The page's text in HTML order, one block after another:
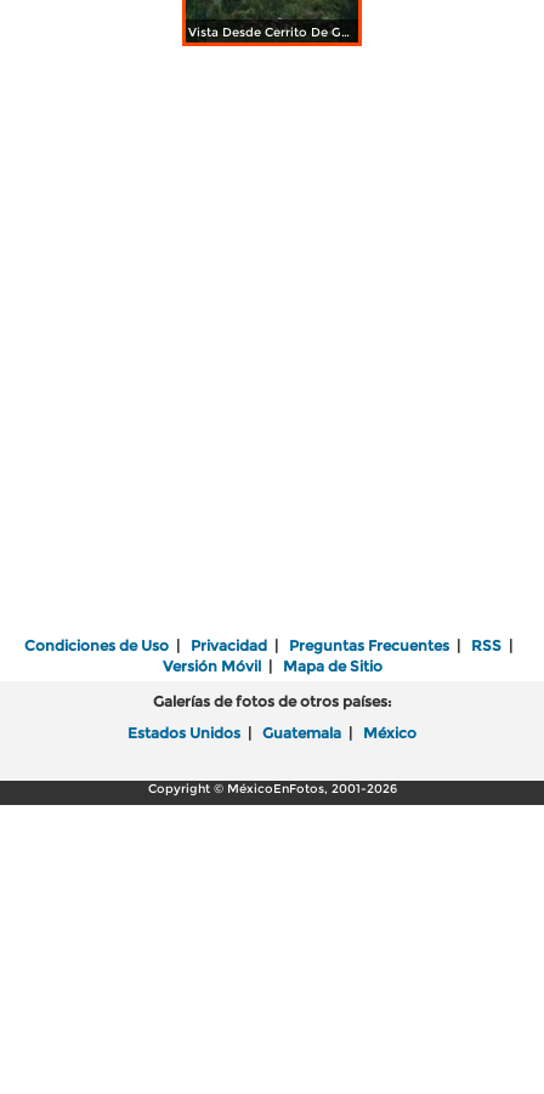
Vista Desde Cerrito De Guadalupe 2
Condiciones de Uso | Privacidad | Preguntas Frecuentes | RSS |
Versión Móvil| Mapa de Sitio
Galerías de fotos de otros países:
Estados Unidos | Guatemala | México
Copyright © MéxicoEnFotos, 2001-2026